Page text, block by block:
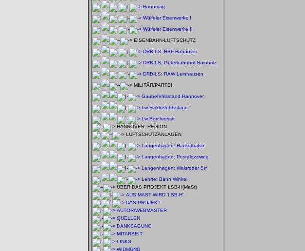
Hanomag
Wülfeler Eisenwerke I
Wülfeler Eisenwerke II
EISENBAHN-LUFTSCHUTZ
DRB-LS: HBF Hannover
DRB-LS: Güterbahnhof Hainholz
DRB-LS: RAW Leinhausen
MILITÄR/PARTEI
Gaubefehlsstand Hannover
Lw Flakbefehlsstand
Lw Borchersstr
HANNOVER, REGION
LUFTSCHUTZANLAGEN
Langenhagen: Hackethalstr
Langenhagen: Pestalozziweg
Langenhagen: Walsroder Str
Lehrte: Bahn Winkel
ÜBER DAS PROJEKT LSB-H(MaSt)
AUS MAST WIRD 'LSB-H'
DAS PROJEKT
AUTOR/WEBMASTER
QUELLEN
DANKSAGUNG
MITARBEIT
LINKS
WIDMUNG